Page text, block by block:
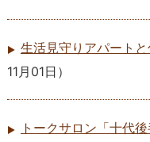
生活見守りアパート
11月01日 ）
トークサロン「十代